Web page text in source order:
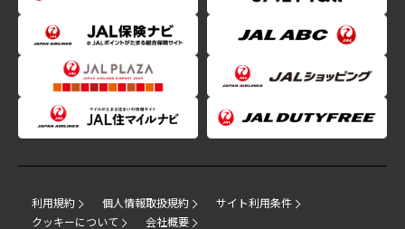
利用規約 個人情報取扱規約
サイト利用条件
クッキーについて
会社概要